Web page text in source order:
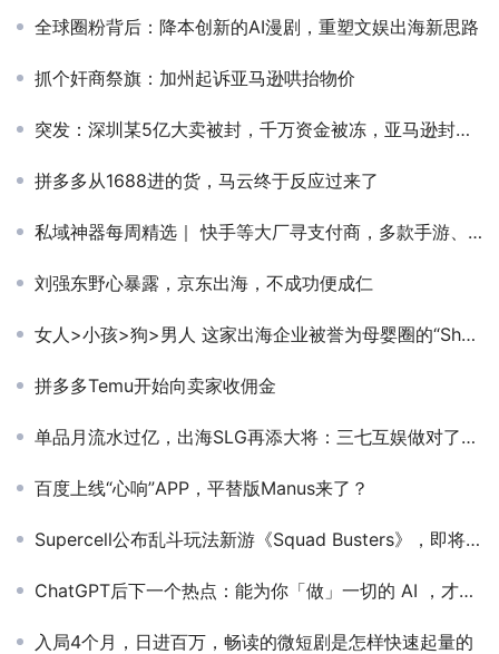
全球圈粉背后：降本创新的AI漫剧，重塑文娱出海新思路
抓个奸商祭旗：加州起诉亚马逊哄抬物价
突发：深圳某5亿大卖被封，千万资金被冻，亚马逊封号仍在继续
拼多多从1688进的货，马云终于反应过来了
私域神器每周精选｜ 快手等大厂寻支付商，多款手游、社交产品寻海外流量(第3期)
刘强东野心暴露，京东出海，不成功便成仁
女人>小孩>狗>男人 这家出海企业被誉为母婴圈的“Shein”
拼多多Temu开始向卖家收佣金
单品月流水过亿，出海SLG再添大将：三七互娱做对了什么？
百度上线“心响”APP，平替版Manus来了？
Supercell公布乱斗玩法新游《Squad Busters》，即将在加拿大开启测试
ChatGPT后下一个热点：能为你「做」一切的 AI ，才是真助手
入局4个月，日进百万，畅读的微短剧是怎样快速起量的